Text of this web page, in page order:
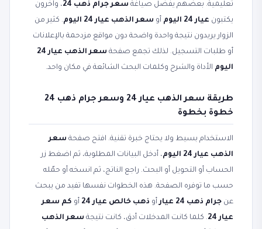
تعليمية. بعضهم يفضّل صياغة سعر جرام ذهب 24
، وآخرون
يكتبون عيار 24 اليوم أو سعر الذهب عيار 24 اليوم
. كثير من
الزوار يريدون نتيجة واحدة واضحة دون مواقع مزدحمة بالإعلانات
أو طلبات التسجيل. لذلك تجمع صفحة
سعر الذهب عيار 24
اليوم الأداة والشرح وكلمات البحث الشائعة في مكان واحد.
طريقة سعر الذهب عيار 24 وسعر جرام ذهب 24
خطوة بخطوة
الاستخدام بسيط ولا يحتاج خبرة تقنية. افتح صفحة سعر
الذهب عيار 24 اليوم
، أدخل البيانات المطلوبة، ثم اضغط زر
الحساب أو التحويل أو البحث. راجع الناتج، ثم انسخه أو حمّله
حسب ما توفره الصفحة. هذه الخطوات نفسها تفيد من يبحث
عن جرام ذهب 24 عيار أو ذهب خالص عيار 24 أو كم سعر
عيار 24
. كلما كانت المدخلات أدق، كانت نتيجة سعر الذهب